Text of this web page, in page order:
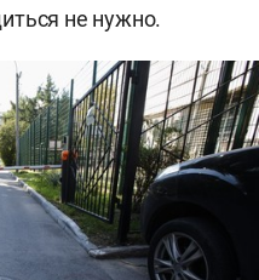
не нужно.